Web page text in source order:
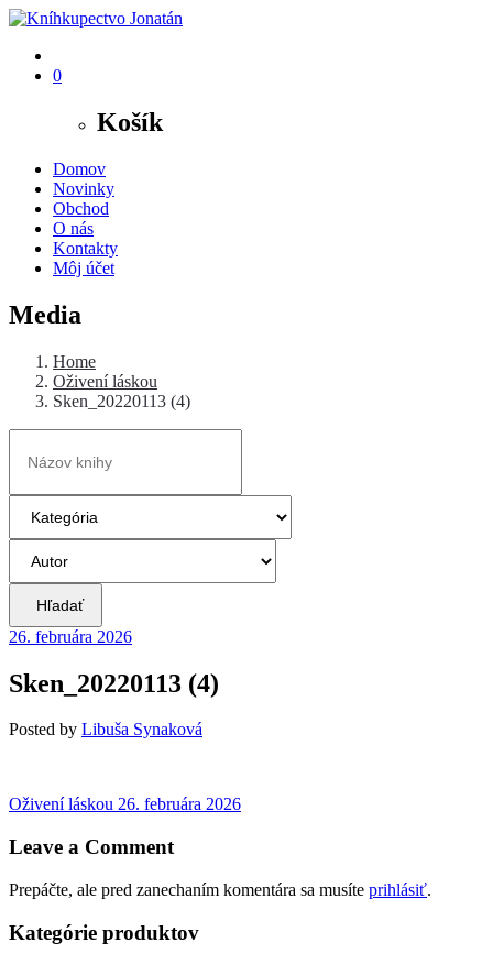
0
Košík
Domov
Novinky
Obchod
O nás
Kontakty
Môj účet
Media
Home
Oživení láskou
Sken_20220113 (4)
Hľadať
26. februára 2026
Sken_20220113 (4)
Posted by Libuša Synaková
Navigácia
v
Oživení láskou Previous
26. februára 2026
Leave a Comment
Prepáčte, ale pred zanechaním komentára sa musíte prihlásiť.
Kategórie produktov